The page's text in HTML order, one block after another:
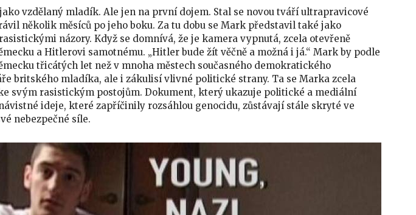
vzdělaný mladík. Ale jen na první dojem. Stal se novou tváří ultrapravicové
několik měsíců po jeho boku. Za tu dobu se Mark představil také jako
názory. Když se domnívá, že je kamera vypnutá, zcela otevřeně
a Hitlerovi samotnému. „Hitler bude žít věčně a možná i já.“ Mark by podle
třicátých let než v mnoha městech současného demokratického
britského mladíka, ale i zákulisí vlivné politické strany. Ta se Marka zcela
svým rasistickým postojům. Dokument, který ukazuje politické a mediální
ideje, které zapříčinily rozsáhlou genocidu, zůstávají stále skryté ve
nebezpečné síle.